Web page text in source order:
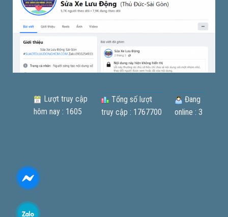
Lượt truy cập
hôm nay : 1605
Tổng số lượt
truy cập : 1767700
Đang
online : 3